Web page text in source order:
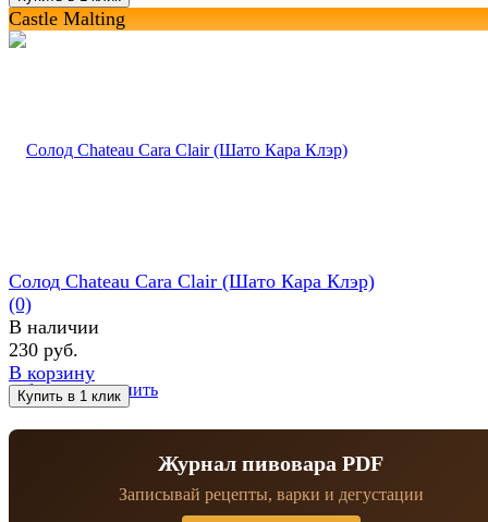
Castle Malting
избранное сравнить
Солод Chateau Cara Clair (Шато Кара Клэр)
(0)
В наличии
230 руб.
В корзину
Журнал пивовара PDF
Записывай рецепты, варки и дегустации